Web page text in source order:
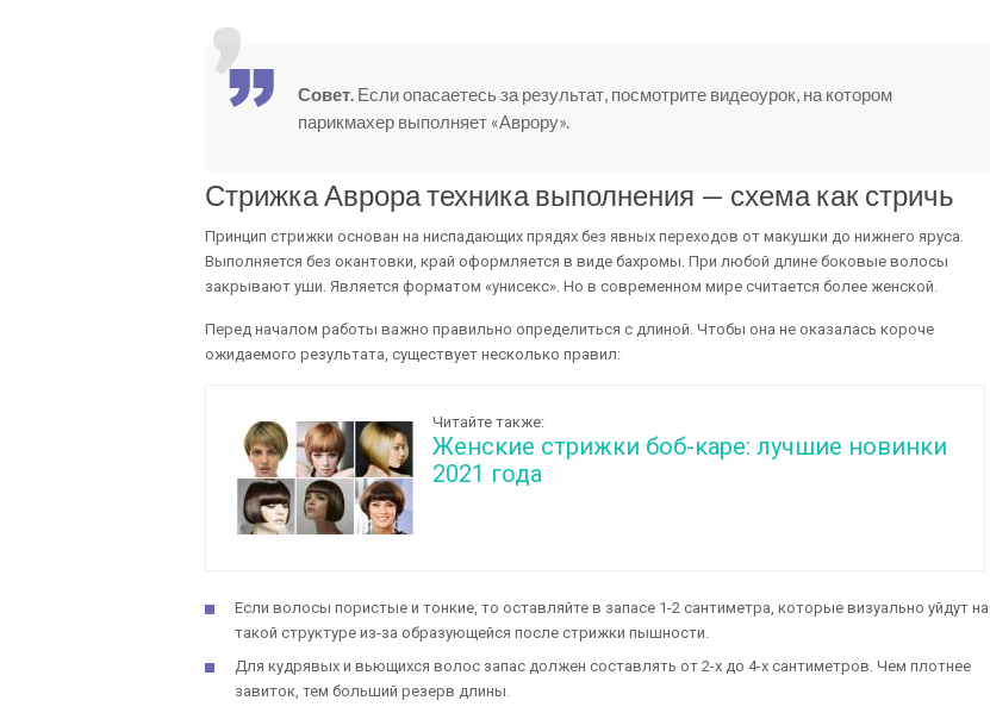
Совет. Если опасаетесь за результат, посмотрите видеоурок, на котором
парикмахер выполняет «Аврору».
Стрижка Аврора техника выполнения — схема как стричь
Принцип стрижки основан на ниспадающих прядях без явных переходов от макушки до нижнего яруса.
Выполняется без окантовки, край оформляется в виде бахромы. При любой длине боковые волосы
закрывают уши. Является форматом «унисекс». Но в современном мире считается более женской.
Перед началом работы важно правильно определиться с длиной. Чтобы она не оказалась короче
ожидаемого результата, существует несколько правил:
Читайте также:
Женские стрижки боб-каре: лучшие новинки
2021 года
Если волосы пористые и тонкие, то оставляйте в запасе 1-2 сантиметра, которые визуально уйдут на
такой структуре из-за образующейся после стрижки пышности.
Для кудрявых и вьющихся волос запас должен составлять от 2-х до 4-х сантиметров. Чем плотнее
завиток, тем больший резерв длины.